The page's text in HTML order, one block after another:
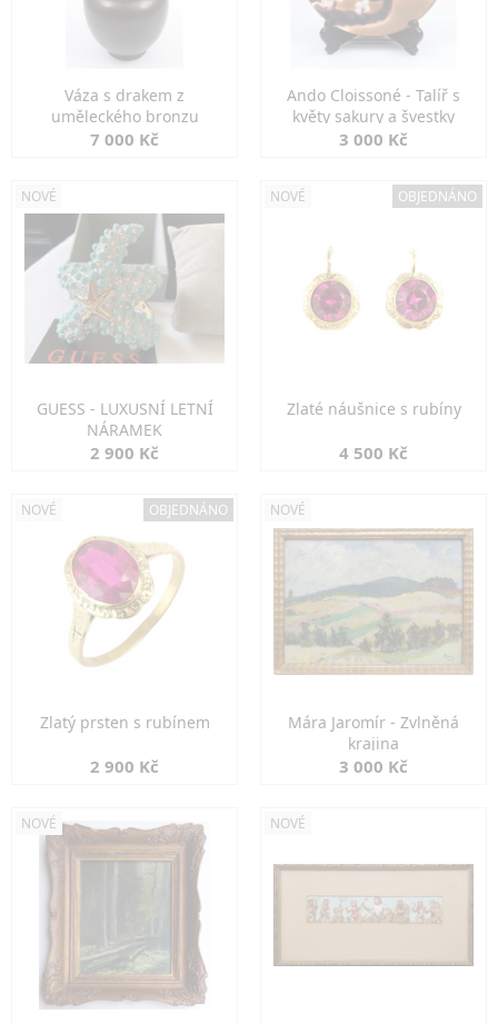
Váza s drakem z
uměleckého bronzu
7 000 Kč
Ando Cloissoné - Talíř s
květy sakury a švestky
3 000 Kč
NOVÉ
GUESS - LUXUSNÍ LETNÍ
NÁRAMEK
2 900 Kč
NOVÉ OBJEDNÁNO
Zlaté náušnice s rubíny
4 500 Kč
NOVÉ OBJEDNÁNO
Zlatý prsten s rubínem
2 900 Kč
NOVÉ
Mára Jaromír - Zvlněná
krajina
3 000 Kč
NOVÉ NOVÉ